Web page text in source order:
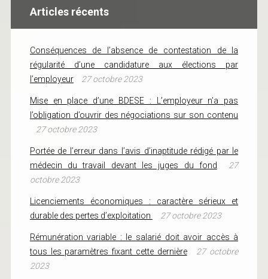
Articles récents
Conséquences de l’absence de contestation de la
régularité d’une candidature aux élections par
l’employeur
27 octobre 2023
Mise en place d’une BDESE : L’employeur n’a pas
l’obligation d’ouvrir des négociations sur son contenu
27 octobre 2023
Portée de l’erreur dans l’avis d’inaptitude rédigé par le
médecin du travail devant les juges du fond
27
octobre 2023
Licenciements économiques : caractère sérieux et
durable des pertes d’exploitation
27 octobre 2023
Rémunération variable : le salarié doit avoir accès à
tous les paramètres fixant cette dernière
27 octobre
2023